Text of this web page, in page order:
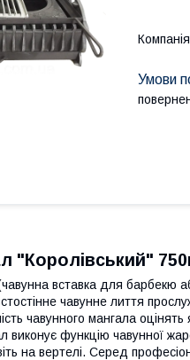
"Королівський"
вставка для барбекю
чавунне лиття
чавунного мангала
функцію чавунної
на вертелі. Серед